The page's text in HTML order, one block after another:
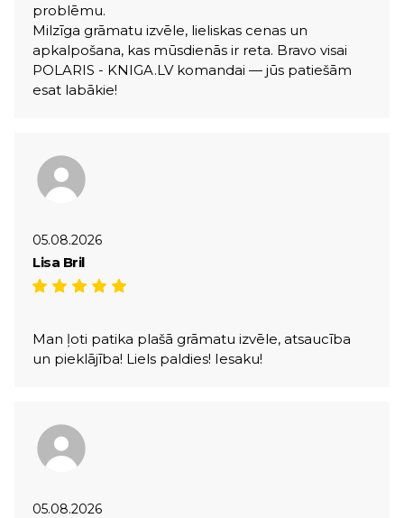
problēmu.
Milzīga grāmatu izvēle, lieliskas cenas un
apkalpošana, kas mūsdienās ir reta. Bravo visai
POLARIS - KNIGA.LV komandai — jūs patiešām
esat labākie!
05.08.2026
Lisa Bril
Man ļoti patika plašā grāmatu izvēle, atsaucība
un pieklājība! Liels paldies! Iesaku!
05.08.2026